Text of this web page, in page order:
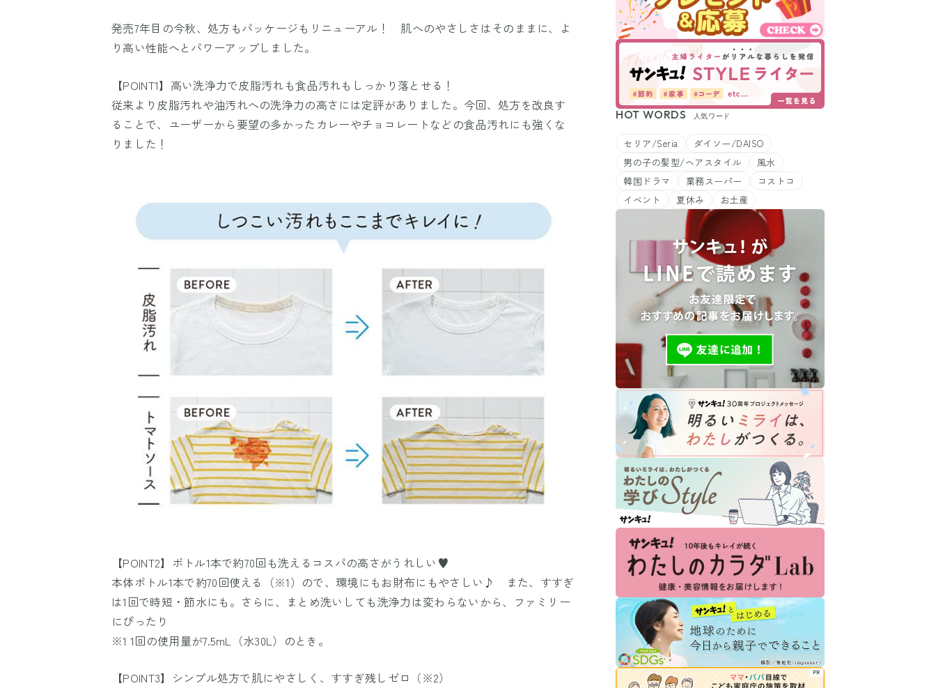
発売7年目の今秋、処方もパッケージもリニューアル！ 肌へのやさしさはそのままに、よ
り高い性能へとパワーアップしました。
【POINT1】高い洗浄力で皮脂汚れも食品汚れもしっかり落とせる！
従来より皮脂汚れや油汚れへの洗浄力の高さには定評がありました。今回、処方を改良す
ることで、ユーザーから要望の多かったカレーやチョコレートなどの食品汚れにも強くな
りました！
【POINT2】ボトル1本で約70回も洗えるコスパの高さがうれしい♥
本体ボトル1本で約70回使える（※1）ので、環境にもお財布にもやさしい♪ また、すすぎ
は1回で時短・節水にも。さらに、まとめ洗いしても洗浄力は変わらないから、ファミリー
にぴったり
※1 1回の使用量が7.5mL（水30L）のとき。
【POINT3】シンプル処方で肌にやさしく、すすぎ残しゼロ（※2）
HOT WORDS 人気ワード
セリア/Seria
ダイソー/DAISO
男の子の髪型/ヘアスタイル
風水
韓国ドラマ
業務スーパー
コストコ
イベント
夏休み お土産